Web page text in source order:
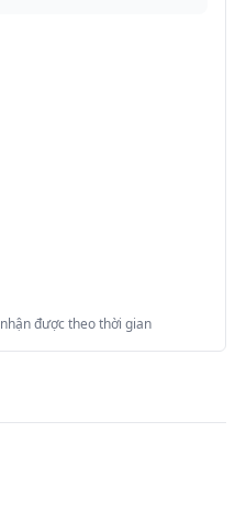
được theo thời gian